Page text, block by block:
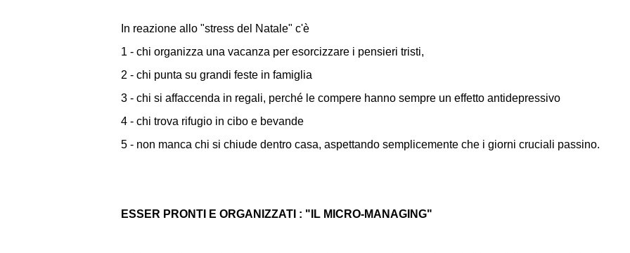
In reazione allo "stress del Natale" c'è
1 - chi organizza una vacanza per esorcizzare i pensieri tristi,
2 - chi punta su grandi feste in famiglia
3 - chi si affaccenda in regali, perché le compere hanno sempre un effetto antidepressivo
4 - chi trova rifugio in cibo e bevande
5 - non manca chi si chiude dentro casa, aspettando semplicemente che i giorni cruciali passino.
ESSER PRONTI E ORGANIZZATI : "IL MICRO-MANAGING"